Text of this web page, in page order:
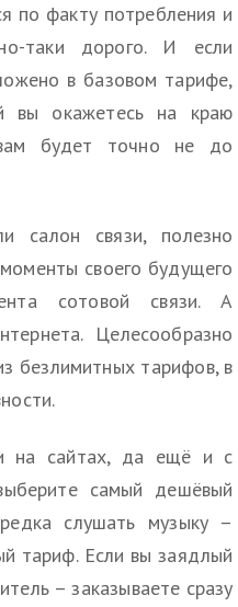
по факту потребления и
таки дорого. И если
в базовом тарифе,
вы окажетесь на краю
будет точно не до
салон связи, полезно
своего будущего
сотовой связи. А
Целесообразно
безлимитных тарифов, в
на сайтах, да ещё и с
самый дешёвый
слушать музыку –
тариф. Если вы заядлый
– заказываете сразу